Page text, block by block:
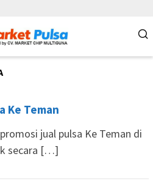
Ke Teman
jual pulsa Ke Teman di
secara […]